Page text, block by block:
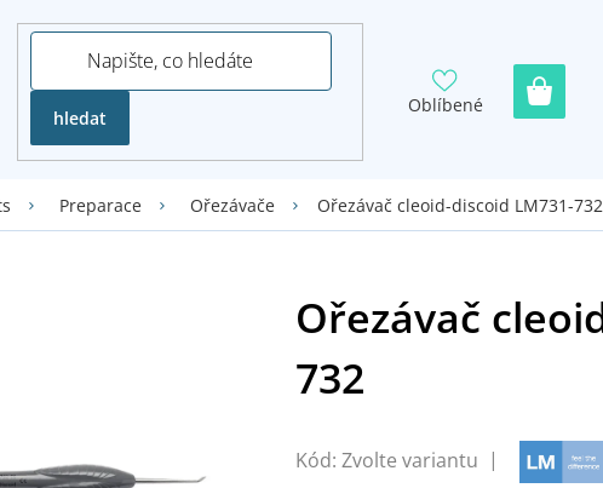
hledat
Oblíbené
Preparace Ořezávače Ořezávač cleoid-discoid LM731-732
Kód: Zvolte variantu